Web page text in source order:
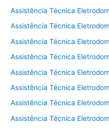
Assistência Técnica
Assistência Técnica
Assistência Técnica
Assistência Técnica
Assistência Técnica
Assistência Técnica
Assistência Técnica
Assistência Técnica